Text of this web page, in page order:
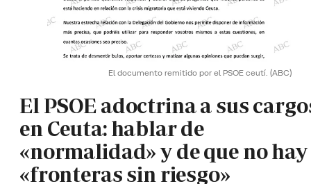
El documento remitido por el PSOE ceutí. (ABC)
El PSOE adoctrina a sus
en Ceuta: hablar de
«normalidad» y de que no hay
«fronteras sin riesgo»